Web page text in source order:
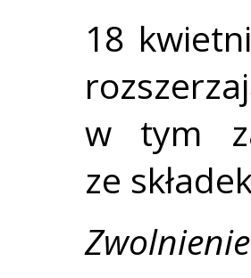
18
w tym
ze